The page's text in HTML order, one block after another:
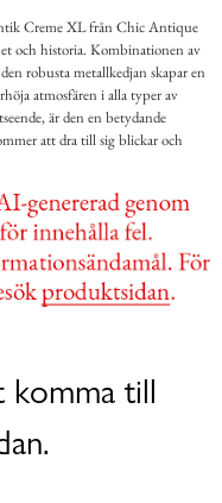
Creme XL från Chic Antique
och historia. Kombinationen av
robusta metallkedjan skapar en
atmosfären i alla typer av
är den en betydande
att dra till sig blickar och
till